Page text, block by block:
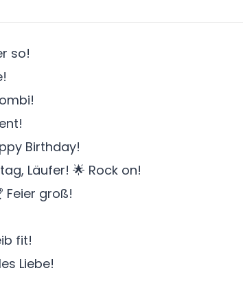
so!
Birthday!
Läufer! 🌟 Rock on!
Feier groß!
fit!
Liebe!